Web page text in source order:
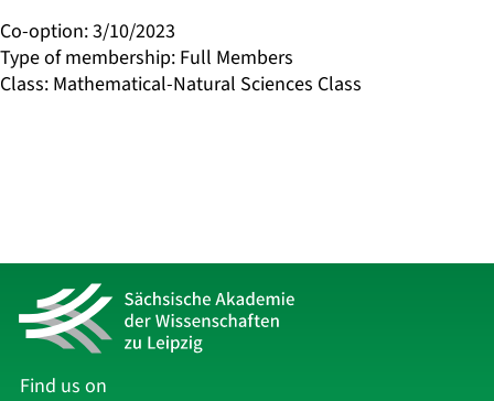
Co-option:3/10/2023
Type of membership: Full Members
Class: Mathematical-Natural Sciences Class
Find us on